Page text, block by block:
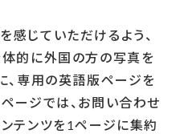
じていただけるよう、
体的に外国の方の写真を
、専用の英語版ページを
ージでは、お問い合わせ
テンツを 1ページに集約